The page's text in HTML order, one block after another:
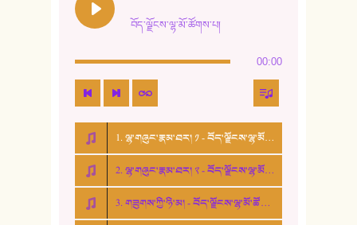
15. ཤམ་པ་ལ་ཡི་སྲས་མོ།
16. ལྷ་བུ་དར་བུ།
17. ང་བོད་པ་ཡིན། - ཕུར་བུ་རྣམ་རྒྱལ།
18. ང་ལ་བྱམས་པའི་ཨ་མ།
19. ཆ་རྐྱེན་མེད་པའི་སེམས།
བོད་ལྗོངས་ལྷ་མོ་ཚོགས་པ།
00:00
1. ལྷ་གཞུང་རྣམ་ཐར། ༡ - བོད་ལྗོངས་ལྷ་མོ་ཚོགས་པ།
2. ལྷ་གཞུང་རྣམ་ཐར། ༢ - བོད་ལྗོངས་ལྷ་མོ་ཚོགས་པ།
3. གཟུགས་ཀྱི་ཉི་མ། - བོད་ལྗོངས་ལྷ་མོ་ཚོགས་པ།